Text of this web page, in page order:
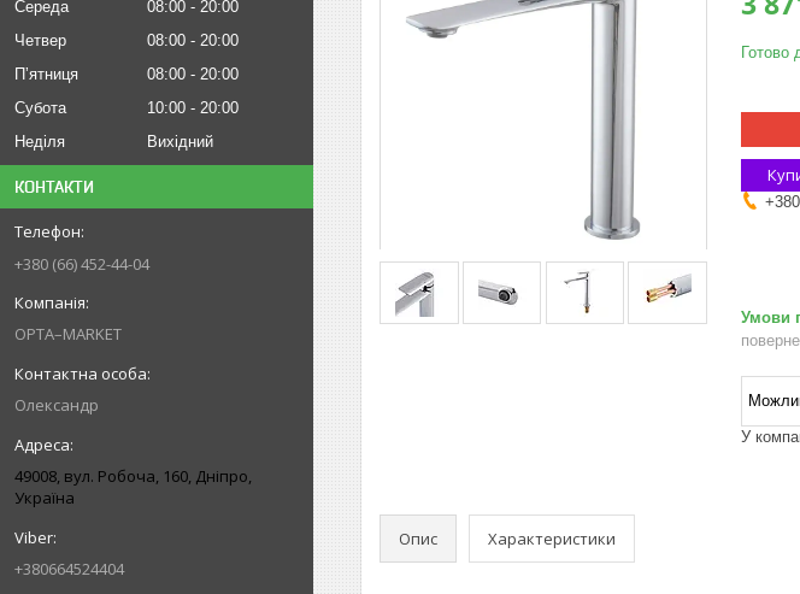
Середа
08:00
20:00
Четвер
08:00
20:00
Пʼятниця
08:00
20:00
Субота
10:00
20:00
Неділя
Вихідний
КОНТАКТИ
+380 (66) 452-44-04
OPTA–MARKET
Олександр
49008, вул. Робоча, 160, Дніпро,
Україна
+380664524404
Готово
У
Опис Характеристики